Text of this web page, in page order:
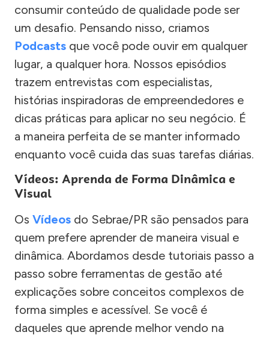
consumir conteúdo de qualidade pode ser
um desafio. Pensando nisso, criamos
Podcasts que você pode ouvir em qualquer
lugar, a qualquer hora. Nossos episódios
trazem entrevistas com especialistas,
histórias inspiradoras de empreendedores e
dicas práticas para aplicar no seu negócio. É
a maneira perfeita de se manter informado
enquanto você cuida das suas tarefas diárias.
Vídeos: Aprenda de Forma Dinâmica e
Visual
Os Vídeos do Sebrae/PR são pensados para
quem prefere aprender de maneira visual e
dinâmica. Abordamos desde tutoriais passo a
passo sobre ferramentas de gestão até
explicações sobre conceitos complexos de
forma simples e acessível. Se você é
daqueles que aprende melhor vendo na